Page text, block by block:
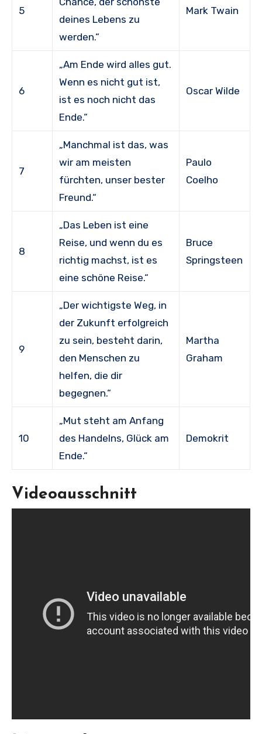
5
deines Lebens zu
werden.“
Mark Twain
6
„Am Ende wird alles gut.
Wenn es nicht gut ist,
ist es noch nicht das
Ende.“
Oscar Wilde
7
„Manchmal ist das, was
wir am meisten
fürchten, unser bester
Freund.“
Paulo
Coelho
8
„Das Leben ist eine
Reise, und wenn du es
richtig machst, ist es
eine schöne Reise.“
Bruce
Springsteen
9
„Der wichtigste Weg, in
der Zukunft erfolgreich
zu sein, besteht darin,
den Menschen zu
helfen, die dir
begegnen.“
Martha
Graham
10
„Mut steht am Anfang
des Handelns, Glück am
Ende.“
Demokrit
Videoausschnitt